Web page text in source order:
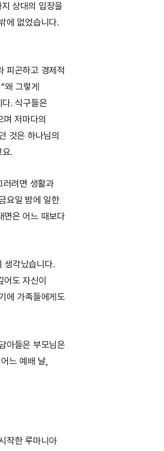
상대의 입장을
에 없었습니다.
피곤하고 경제적
왜 그렇게
. 식구들은
저마다의
것은 하나님의
.
러려면 생활과
요일 밤에 일한
면은 어느 때보다
생각났습니다.
도 자신이
에 가족들에게도
아들은 부모님은
느 예배 날,
작한 루마니아